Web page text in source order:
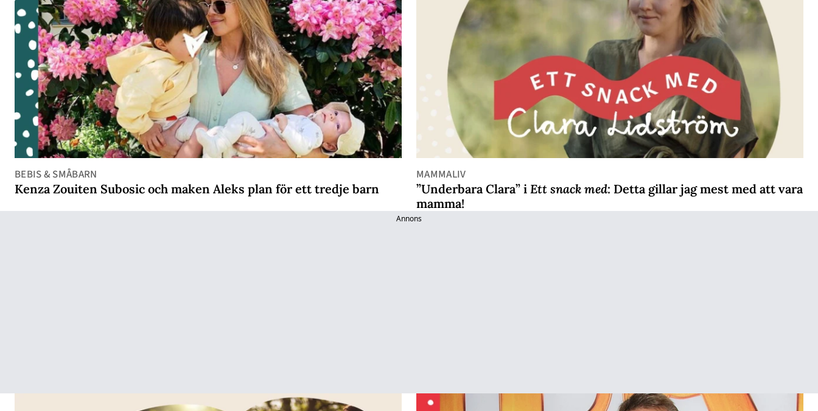
BEBIS & SMÅBARN
Kenza Zouiten Subosic och maken Aleks plan för ett tredje barn
MAMMALIV
”Underbara Clara” i Ett snack med: Detta gillar jag mest med att vara
mamma!
Annons